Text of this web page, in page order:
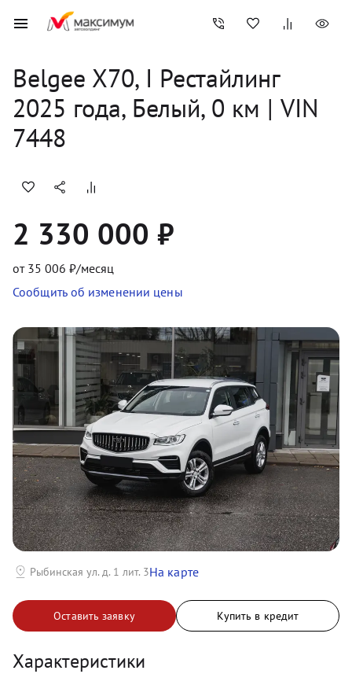
Belgee X70, I Рестайлинг
2025 года, Белый, 0 км | VIN
7448
2 330 000 ₽
от 35 006 ₽/месяц
Сообщить об изменении цены
Оставить заявку Купить в кредит
Характеристики
Рыбинская ул. д. 1 лит. 3На карте